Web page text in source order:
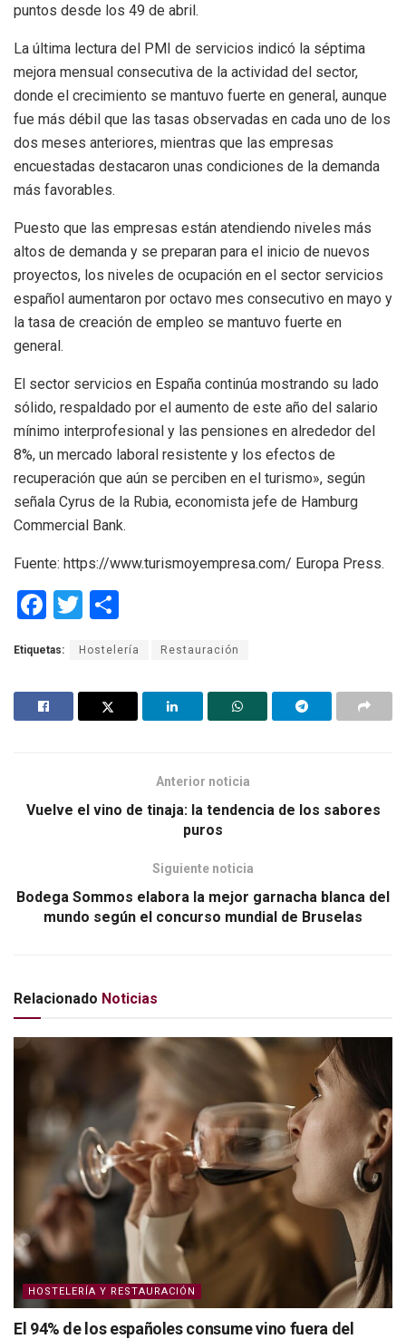
puntos desde los 49 de abril.
La última lectura del PMI de servicios indicó la séptima
mejora mensual consecutiva de la actividad del sector,
donde el crecimiento se mantuvo fuerte en general, aunque
fue más débil que las tasas observadas en cada uno de los
dos meses anteriores, mientras que las empresas
encuestadas destacaron unas condiciones de la demanda
más favorables.
Puesto que las empresas están atendiendo niveles más
altos de demanda y se preparan para el inicio de nuevos
proyectos, los niveles de ocupación en el sector servicios
español aumentaron por octavo mes consecutivo en mayo y
la tasa de creación de empleo se mantuvo fuerte en
general.
El sector servicios en España continúa mostrando su lado
sólido, respaldado por el aumento de este año del salario
mínimo interprofesional y las pensiones en alrededor del
8%, un mercado laboral resistente y los efectos de
recuperación que aún se perciben en el turismo», según
señala Cyrus de la Rubia, economista jefe de Hamburg
Commercial Bank.
Fuente: https://www.turismoyempresa.com/ Europa Press.
F
ce
b
o
T
tt
er
m
p
ar
Etiquetas: Hostelería Restauración
Anterior noticia
Vuelve el vino de tinaja: la tendencia de los sabores
puros
Siguiente noticia
Bodega Sommos elabora la mejor garnacha blanca del
mundo según el concurso mundial de Bruselas
Relacionado Noticias
HOSTELERÍA Y RESTAURACIÓN
El 94% de los españoles consume vino fuera del